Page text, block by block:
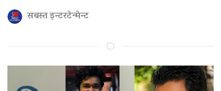
सबस्त इन्टरटेन्मेन्ट